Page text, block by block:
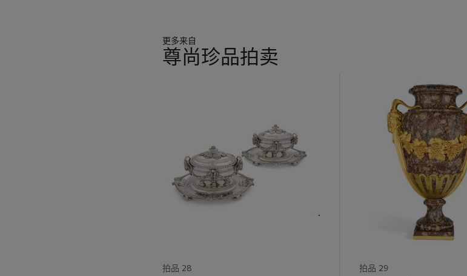
JEAN-CLAUDE CHAMBELLAN DUPLESSIS, UN GENIE DE SON
Jean-Claude Chambellan Duplessis, père (mort en 1774), turinois de
fondeur-ciseleur, est surtout connu pour son travail de modeleur à la
pour un modèle qui porte son nom, le vase Duplessis, avec ses anses en
comme celles du présent vase. Les bronzes documentés de lui sont
exemples les plus connus, on peut citer les montures du Bureau du Roi de
de Sèvres monté sur un socle façonné, offert par la Dauphine Marie-
de Saxe, en 1749 (S. Gauthier,Les Porcelainiers du XVIIIe Siècle Français,
JACQUELINE DELUBAC: ACTRICE, COLLECTIONNEUSE ET ICÔNE
L'actrice française Jacqueline Delubac (décédée en 1997) était connue
ainsi que pour sa brillante carrière d'actrice qui s'étendit sur plusieurs
développé un œil averti en tant que collectionneuse d'art passionnée et,
diamantaire Miran Eknayan, elle constitua une remarquable collection
contemporaines de grands maîtres tels que Renoir, Manet, Modigliani,
deuxième mari, Sasha Guitry, elle vivait dans un hôtel particulier décoré par
Samuel, où, dans le plus pur style « Samuel », des œuvres d'art de styles
更多来自
尊尚珍品拍卖
拍品 28 拍品 29